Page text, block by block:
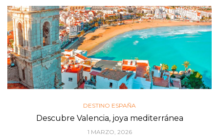
DESTINO ESPAÑA
Descubre Valencia, joya mediterránea
1 MARZO, 2026